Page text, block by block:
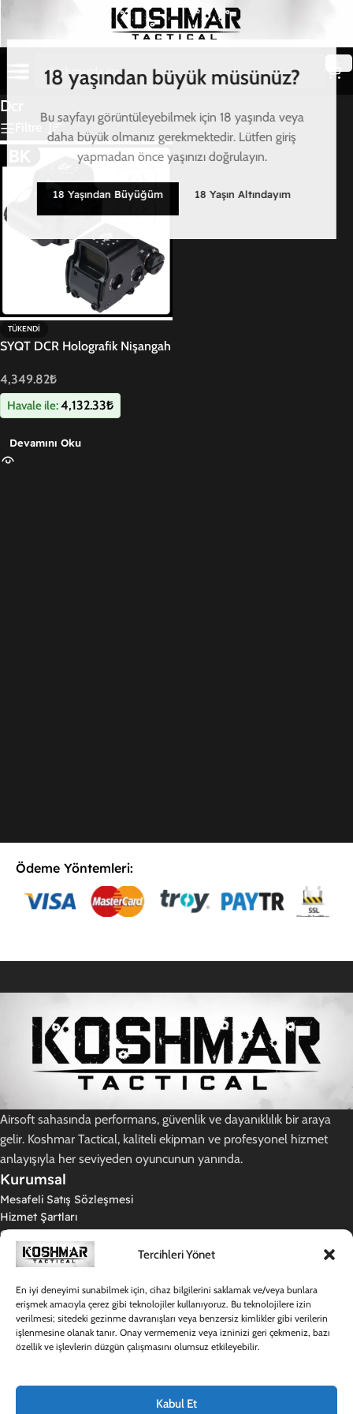
18 yaşından büyük müsünüz?
Bu sayfayı görüntüleyebilmek için 18 yaşında veya
daha büyük olmanız gerekmektedir. Lütfen giriş
yapmadan önce yaşınızı doğrulayın.
18 Yaşından Büyüğüm 18 Yaşın Altındayım
Tercihleri Yönet
En iyi deneyimi sunabilmek için, cihaz bilgilerini saklamak ve/veya bunlara
erişmek amacıyla çerez gibi teknolojiler kullanıyoruz. Bu teknolojilere izin
verilmesi; sitedeki gezinme davranışları veya benzersiz kimlikler gibi verilerin
işlenmesine olanak tanır. Onay vermemeniz veya izninizi geri çekmeniz, bazı
özellik ve işlevlerin düzgün çalışmasını olumsuz etkileyebilir.
Kabul Et
Dcr
TÜKENDI
SYQT DCR Holografik Nişangah
4,349.82₺
Havale ile:4,132.33₺
Devamını Oku
Ödeme Yöntemleri:
Airsoft sahasında performans, güvenlik ve dayanıklılık bir araya
gelir. Koshmar Tactical, kaliteli ekipman ve profesyonel hizmet
anlayışıyla her seviyeden oyuncunun yanında.
Kurumsal
Mesafeli Satış Sözleşmesi
Hizmet Şartları
Gizlilik Politikası
İade ve Teslimat Koşulları
KVKK Aydınlatma Metni
Kargo Politikamız
Destek
Hakkımızda
Sıkça Sorulan Sorular